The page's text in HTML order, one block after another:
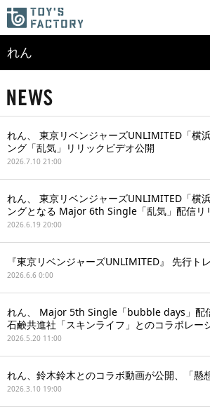
れん
れん、 東京リベンジャーズUNLIMITED「横
ング「乱気」リリックビデオ公開
2026.7.10 21:00
れん、 東京リベンジャーズUNLIMITED「横
ングとなる Major 6th Single「乱気」配信リ
2026.6.19 20:00
『東京リベンジャーズUNLIMITED』 先行ト
2026.6.6 0:00
れん、 Major 5th Single「bubble days」配
石鹸共進社「スキンライフ」とのコラボレー
2026.5.20 11:00
れん、鈴木鈴木とのコラボ動画が公開、「懸
2026.3.10 19:00